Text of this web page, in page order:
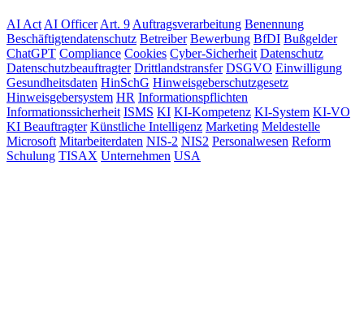
AI Act AI Officer Art. 9 Auftragsverarbeitung Benennung
Beschäftigtendatenschutz Betreiber Bewerbung BfDI Bußgelder
ChatGPT Compliance Cookies Cyber-Sicherheit Datenschutz
Datenschutzbeauftragter Drittlandstransfer DSGVO Einwilligung
Gesundheitsdaten HinSchG Hinweisgeberschutzgesetz
Hinweisgebersystem HR Informationspflichten
Informationssicherheit ISMS KI KI-Kompetenz KI-System KI-VO
KI Beauftragter Künstliche Intelligenz Marketing Meldestelle
Microsoft Mitarbeiterdaten NIS-2 NIS2 Personalwesen Reform
Schulung TISAX Unternehmen USA